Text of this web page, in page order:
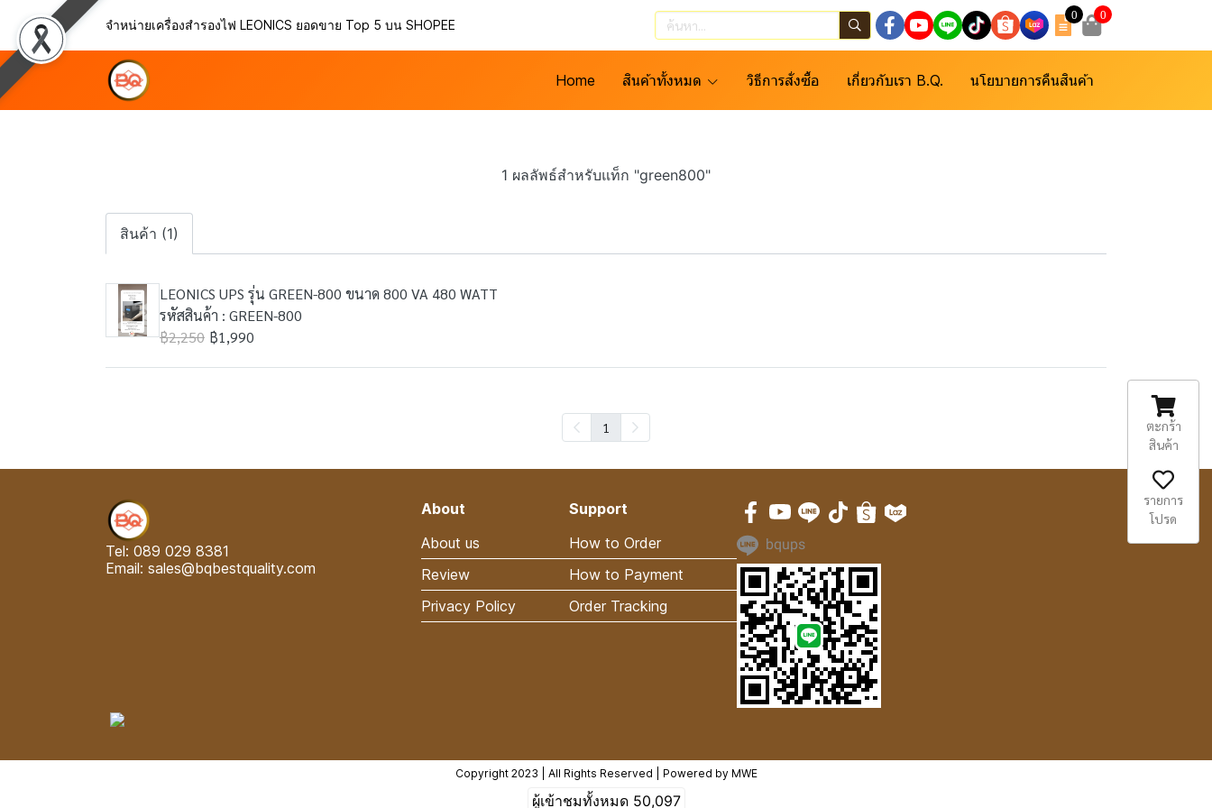
จำหน่ายเครื่องสำรองไฟ LEONICS ยอดขาย Top 5 บน SHOPEE
0 0
Home สินค้าทั้งหมด วิธีการสั่งซื้อ เกี่ยวกับเรา B.Q. นโยบายการคืนสินค้า
1 ผลลัพธ์สำหรับแท็ก "green800"
สินค้า (1)
LEONICS UPS รุ่น GREEN-800 ขนาด 800 VA 480 WATT
รหัสสินค้า : GREEN-800
฿2,250 ฿1,990
1
Tel: 089 029 8381
Email: sales@bqbestquality.com
About
About us
Review
Privacy Policy
Support
How to Order
How to Payment
Order Tracking
bqups
Copyright 2023 | All Rights Reserved | Powered by MWE
ผู้เข้าชมทั้งหมด 50,097
ตะกร้า
สินค้า
รายการ
โปรด